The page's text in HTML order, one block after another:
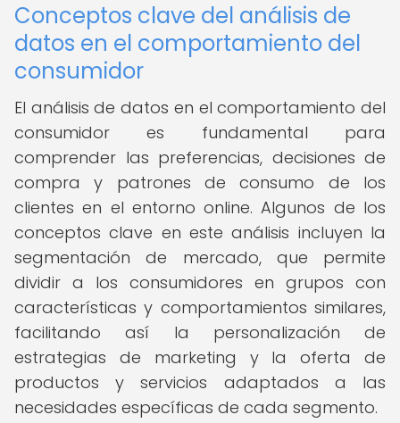
Conceptos clave del análisis de
datos en el comportamiento del
consumidor
El análisis de datos en el comportamiento del
consumidor es fundamental para
comprender las preferencias, decisiones de
compra y patrones de consumo de los
clientes en el entorno online. Algunos de los
conceptos clave en este análisis incluyen la
segmentación de mercado, que permite
dividir a los consumidores en grupos con
características y comportamientos similares,
facilitando así la personalización de
estrategias de marketing y la oferta de
productos y servicios adaptados a las
necesidades específicas de cada segmento.